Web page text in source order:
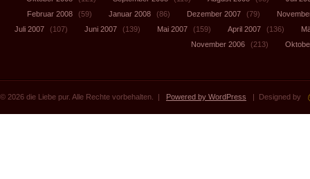
Februar 2008
(59) Januar 2008 (86) Dezember 2007 (79)
Juli 2007
(107) Juni 2007 (139) Mai 2007 (159) April 2007 (136)
November 2006
(213)
© 2026 die Liebe pur. Alle Rechte vorbehalten. | Powered by WordPress | Designed by